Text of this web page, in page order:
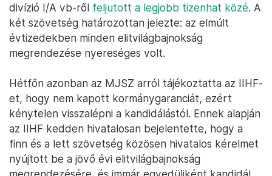
divízió I/A vb-ről feljutott a legjobb tizenhat közé. A
két szövetség határozottan jelezte: az elmúlt
évtizedekben minden elitvilágbajnokság
megrendezése nyereséges volt.
Hétfőn azonban az MJSZ arról tájékoztatta az IIHF-
et, hogy nem kapott kormánygaranciát, ezért
kénytelen visszalépni a kandidálástól. Ennek alapján
az IIHF kedden hivatalosan bejelentette, hogy a
finn és a lett szövetség közösen hivatalos kérelmet
nyújtott be a jövő évi elitvilágbajnokság